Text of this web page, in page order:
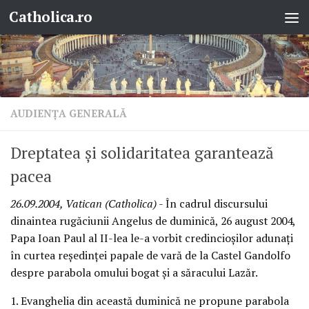
Skip to content
Catholica.ro
AUDIENŢA GENERALĂ
Dreptatea şi solidaritatea garantează
pacea
26.09.2004, Vatican (Catholica)- În cadrul discursului
dinaintea rugăciunii Angelus de duminică, 26 august 2004,
Papa Ioan Paul al II-lea le-a vorbit credincioşilor adunaţi
în curtea reşedinţei papale de vară de la Castel Gandolfo
despre parabola omului bogat şi a săracului Lazăr.
1. Evanghelia din această duminică ne propune parabola